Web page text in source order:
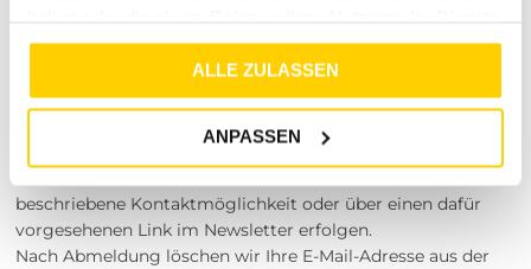
gesammelt haben.
ALLE ZULASSEN
ANPASSEN
verwenden wir die hierfür erforderlichen oder gesondert
von Ihnen mitgeteilten Daten, um Ihnen regelmäßig
unseren E-Mail-Newsletter aufgrund Ihrer Einwilligung
gemäß Art. 6 Abs. 1 S. 1 lit. a DSGVO zuzusenden.
Die Abmeldung vom Newsletter ist jederzeit möglich und
beschriebene Kontaktmöglichkeit oder über einen dafür
vorgesehenen Link im Newsletter erfolgen.
Nach Abmeldung löschen wir Ihre E-Mail-Adresse aus der